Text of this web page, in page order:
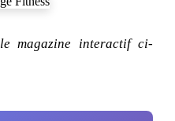
magazine interactif ci-